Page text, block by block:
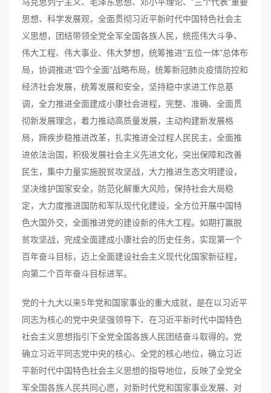
思想、科学发展观，全面贯彻习近平新时代中国特色社会主
义思想，团结带领全党全军全国各族人民，统揽伟大斗争、
伟大工程、伟大事业、伟大梦想，统筹推进“五位一体”总体布
局，协调推进“四个全面”战略布局，统筹新冠肺炎疫情防控和
经济社会发展，统筹发展和安全，坚持稳中求进工作总基
调，全力推进全面建成小康社会进程，完整、准确、全面贯
彻新发展理念，着力推动高质量发展，主动构建新发展格
局，蹄疾步稳推进改革，扎实推进全过程人民民主，全面推
进依法治国，积极发展社会主义先进文化，突出保障和改善
民生，集中力量实施脱贫攻坚战，大力推进生态文明建设，
坚决维护国家安全，防范化解重大风险，保持社会大局稳
定，大力度推进国防和军队现代化建设，全方位开展中国特
色大国外交，全面推进党的建设新的伟大工程。如期打赢脱
贫攻坚战，完成全面建成小康社会的历史任务，实现第一个
百年奋斗目标，迈上全面建设社会主义现代化国家新征程，
向第二个百年奋斗目标进军。
党的十九大以来5年党和国家事业的重大成就，是在以习近平
同志为核心的党中央坚强领导下、在习近平新时代中国特色
社会主义思想指引下全党全国各族人民团结奋斗取得的。党
确立习近平同志党中央的核心、全党的核心地位，确立习近
平新时代中国特色社会主义思想的指导地位，反映了全党全
军全国各族人民共同心愿，对新时代党和国家事业发展、对